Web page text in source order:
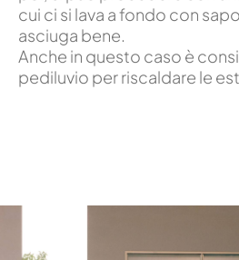
cui ci si lava a fondo con
asciuga bene.
Anche in questo caso è
pediluvio per riscaldare le